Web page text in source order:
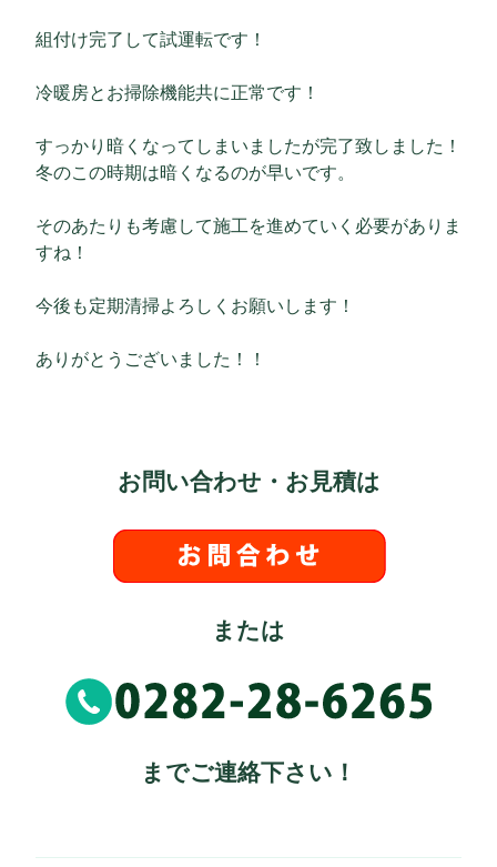
組付け完了して試運転です！
冷暖房とお掃除機能共に正常です！
すっかり暗くなってしまいましたが完了致しました！
冬のこの時期は暗くなるのが早いです。
そのあたりも考慮して施工を進めていく必要がありま
すね！
今後も定期清掃よろしくお願いします！
ありがとうございました！！
お問い合わせ・お見積は
または
までご連絡下さい！